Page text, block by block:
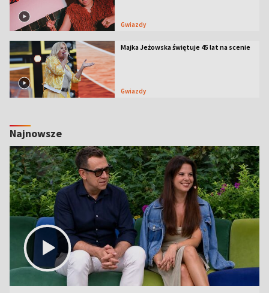
Gwiazdy
Majka Jeżowska świętuje 45 lat na scenie
Gwiazdy
Najnowsze